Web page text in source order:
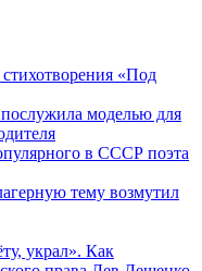
«Под
послужила моделью для
в СССР поэта
тему возмутил
украл». Как